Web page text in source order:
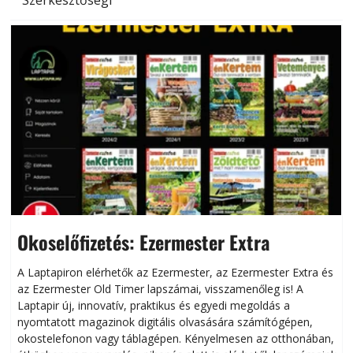
Okoselőfizetés: Ezermester Extra
A Laptapiron elérhetők az Ezermester, az Ezermester Extra és
az Ezermester Old Timer lapszámai, visszamenőleg is! A
Laptapir új, innovatív, praktikus és egyedi megoldás a
nyomtatott magazinok digitális olvasására számítógépen,
okostelefonon vagy táblagépen. Kényelmesen az otthonában,